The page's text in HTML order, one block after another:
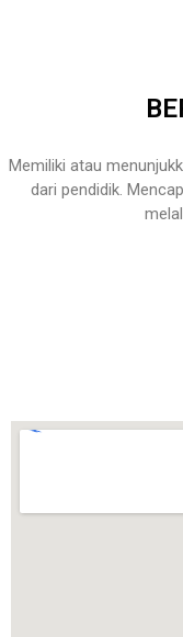
Memiliki atau
dari pendidik.